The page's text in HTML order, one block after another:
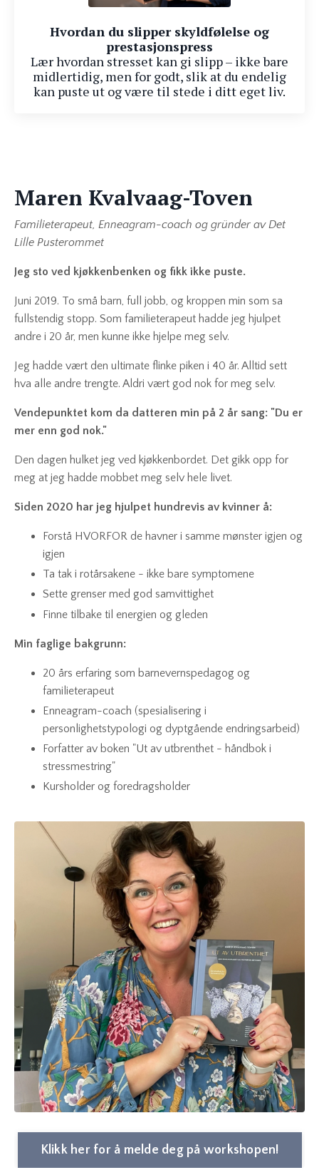
Hvordan du slipper skyldfølelse og
prestasjonspress
Lær hvordan stresset kan gi slipp – ikke bare
midlertidig, men for godt, slik at du endelig
kan puste ut og være til stede i ditt eget liv.
Maren Kvalvaag-Toven
Familieterapeut, Enneagram-coach og gründer av Det
Lille Pusterommet
Jeg sto ved kjøkkenbenken og fikk ikke puste.
Juni 2019. To små barn, full jobb, og kroppen min som sa
fullstendig stopp. Som familieterapeut hadde jeg hjulpet
andre i 20 år, men kunne ikke hjelpe meg selv.
Jeg hadde vært den ultimate flinke piken i 40 år. Alltid sett
hva alle andre trengte. Aldri vært god nok for meg selv.
Vendepunktet kom da datteren min på 2 år sang: "Du er
mer enn god nok."
Den dagen hulket jeg ved kjøkkenbordet. Det gikk opp for
meg at jeg hadde mobbet meg selv hele livet.
Siden 2020 har jeg hjulpet hundrevis av kvinner å:
Forstå HVORFOR de havner i samme mønster igjen og
igjen
Ta tak i rotårsakene - ikke bare symptomene
Sette grenser med god samvittighet
Finne tilbake til energien og gleden
Min faglige bakgrunn:
20 års erfaring som barnevernspedagog og
familieterapeut
Enneagram-coach (spesialisering i
personlighetstypologi og dyptgående endringsarbeid)
Forfatter av boken "Ut av utbrenthet - håndbok i
stressmestring"
Kursholder og foredragsholder
Klikk her for å melde deg på workshopen!